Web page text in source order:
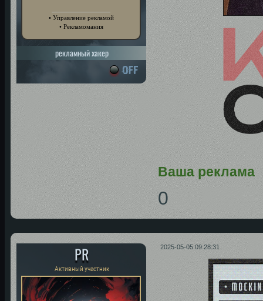
• Управление рекламой
• Рекламомания
рекламный хакер
Ваша реклама
0
2025-05-05 09:28:31
PR
Активный участник